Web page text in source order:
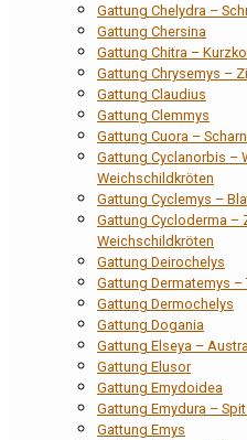
Gattung Chelydra –
Gattung Chersina
Gattung Chitra –
Gattung Chrysemys –
Gattung Claudius
Gattung Clemmys
Gattung Cuora –
Gattung Cyclanorbis –
Weichschildkröten
Gattung Cyclemys –
Gattung Cycloderma –
Weichschildkröten
Gattung Deirochelys
Gattung Dermatemys
Gattung Dermochelys
Gattung Dogania
Gattung Elseya –
Gattung Elusor
Gattung Emydoidea
Gattung Emydura –
Gattung Emys